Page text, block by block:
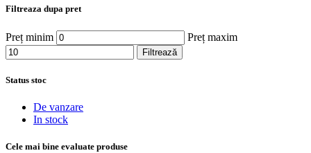
Filtreaza dupa pret
Preț minim Preț maxim
Filtrează
Status stoc
De vanzare
In stock
Cele mai bine evaluate produse